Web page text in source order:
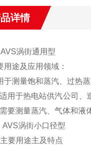
详情
AVS涡街通用型
用途及应用领域：
于测量饱和蒸汽、过热
适用于热电站供汽公司、
需要测量蒸汽、气体和液
AVS涡街小口径型
主要用途主及特点